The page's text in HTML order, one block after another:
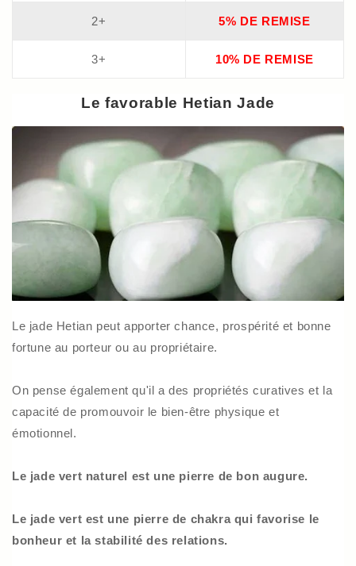
2+ 5% DE REMISE
3+ 10% DE REMISE
Le favorable Hetian Jade
Le jade Hetian peut apporter chance, prospérité et bonne
fortune au porteur ou au propriétaire.
On pense également qu'il a des propriétés curatives et la
capacité de promouvoir le bien-être physique et
émotionnel.
Le jade vert naturel est une pierre de bon augure.
Le jade vert est une pierre de chakra qui favorise le
bonheur et la stabilité des relations.